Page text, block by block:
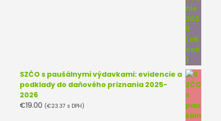
SZČO s paušálnymi výdavkami: evidencie a
podklady do daňového priznania 2025-
2026
€19.00 (€23.37 s DPH)